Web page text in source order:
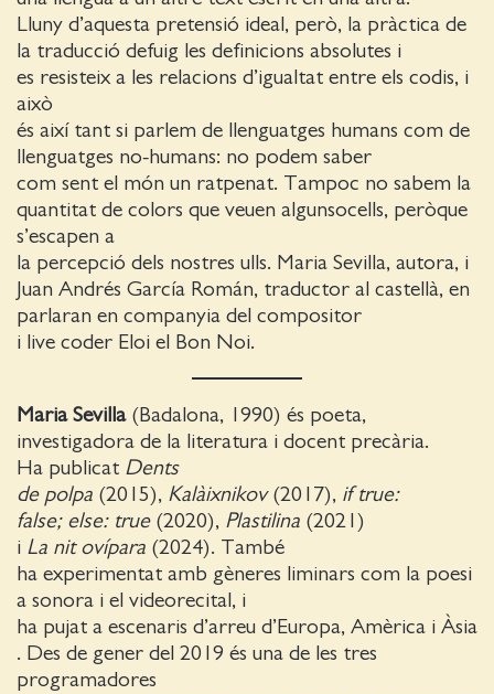
Lluny d’aquesta pretensió ideal, però, la pràctica de
la traducció defuig les definicions absolutes i
es resisteix a les relacions d’igualtat entre els codis, i
això
és així tant si parlem de llenguatges humans com de
llenguatges no-humans: no podem saber
com sent el món un ratpenat. Tampoc no sabem la
quantitat de colors que veuen algunsocells, peròque
s’escapen a
la percepció dels nostres ulls. Maria Sevilla, autora, i
Juan Andrés García Román, traductor al castellà, en
parlaran en companyia del compositor
i live coder Eloi el Bon Noi.
Maria Sevilla(Badalona, 1990) és poeta,
investigadora de la literatura i docent precària.
Ha publicat Dents
de polpa (2015), Kalàixnikov(2017), if true:
false; else: true (2020), Plastilina (2021)
i La nit ovípara (2024). També
ha experimentat amb gèneres liminars com la poesi
a sonora i el videorecital, i
ha pujat a escenaris d’arreu d’Europa, Amèrica i Àsia
. Des de gener del 2019 és una de les tres
programadores